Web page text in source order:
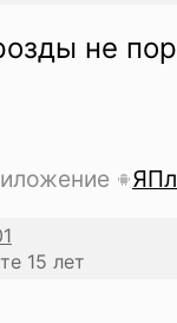
не
15 лет